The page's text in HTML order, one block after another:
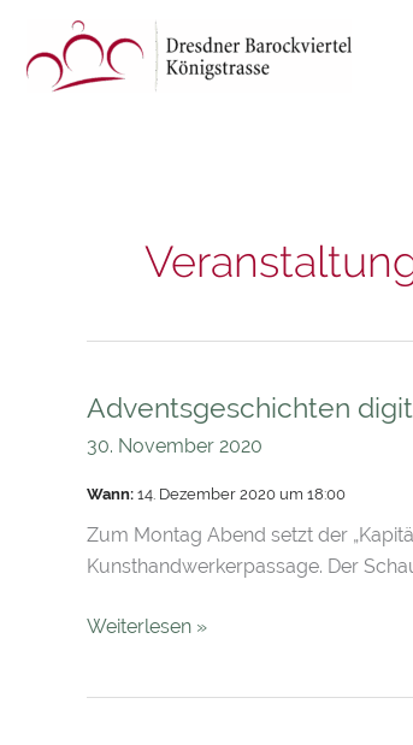
springen
Adventsgeschichten
30. November 2020
Wann: 14. Dezember 2020 um 18:00
Zum Montag Abend setzt der
Kunsthandwerkerpassage. Der
Adventsgeschichten
digital
Friedrich
Wilhelm
Junge
Weiterlesen »